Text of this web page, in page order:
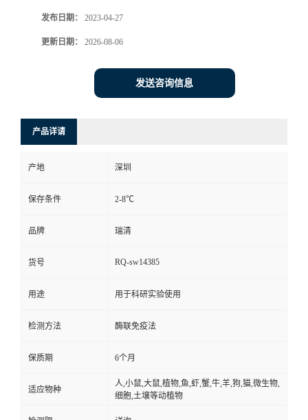
发布日期： 2023-04-27
更新日期： 2026-08-06
发送咨询信息
产品详请
产地 深圳
保存条件 2-8℃
品牌 瑞清
货号 RQ-sw14385
用途 用于科研实验使用
检测方法 酶联免疫法
保质期 6个月
适应物种
人,小鼠,大鼠,植物,鱼,虾,蟹,牛,羊,狗,猫,微生物,
细胞,土壤等动植物